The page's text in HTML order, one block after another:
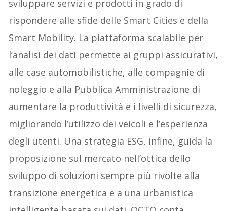
sviluppare servizi e prodotti in grado di
rispondere alle sfide delle Smart Cities e della
Smart Mobility. La piattaforma scalabile per
l’analisi dei dati permette ai gruppi assicurativi,
alle case automobilistiche, alle compagnie di
noleggio e alla Pubblica Amministrazione di
aumentare la produttività e i livelli di sicurezza,
migliorando l’utilizzo dei veicoli e l’esperienza
degli utenti. Una strategia ESG, infine, guida la
proposizione sul mercato nell’ottica dello
sviluppo di soluzioni sempre più rivolte alla
transizione energetica e a una urbanistica